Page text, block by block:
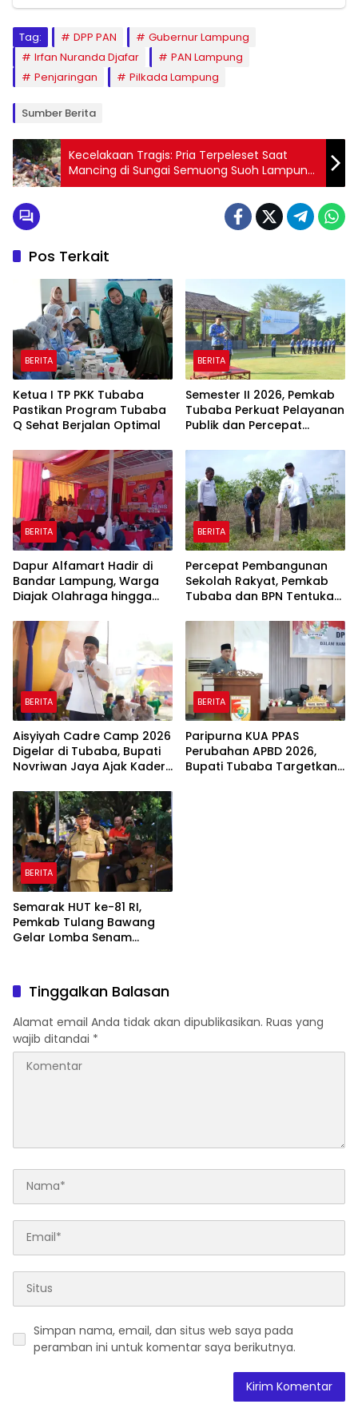
Tag: DPP PAN
Gubernur Lampung
Irfan Nuranda Djafar
PAN Lampung
Penjaringan
Pilkada Lampung
Sumber Berita
Kecelakaan Tragis: Pria Terpeleset Saat
Mancing di Sungai Semuong Suoh Lampung
Barat, Nasibnya Tenggelam dan Hilang
Pos Terkait
BERITA
Ketua I TP PKK Tubaba
Pastikan Program Tubaba
Q Sehat Berjalan Optimal
BERITA
Semester II 2026, Pemkab
Tubaba Perkuat Pelayanan
Publik dan Percepat
BERITA
Dapur Alfamart Hadir di
Bandar Lampung, Warga
Diajak Olahraga hingga
BERITA
Percepat Pembangunan
Sekolah Rakyat, Pemkab
Tubaba dan BPN Tentukan
BERITA
Aisyiyah Cadre Camp 2026
Digelar di Tubaba, Bupati
Novriwan Jaya Ajak Kader
Pembangunan
BERITA
Paripurna KUA PPAS
Perubahan APBD 2026,
Bupati Tubaba Targetkan
BERITA
Semarak HUT ke-81 RI,
Pemkab Tulang Bawang
Gelar Lomba Senam
Tinggalkan Balasan
Alamat email Anda tidak akan dipublikasikan. Ruas yang
wajib ditandai *
Simpan nama, email, dan situs web saya pada
peramban ini untuk komentar saya berikutnya.